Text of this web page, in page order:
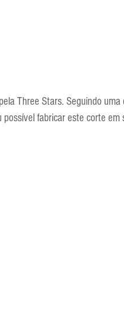
Three Stars. Seguindo uma
fabricar este corte em